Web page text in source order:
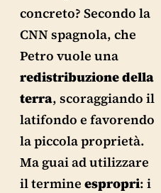
concreto? Secondo la
CNN spagnola, che
Petro vuole una
redistribuzione della
terra, scoraggiando il
latifondo e favorendo
la piccola proprietà.
Ma guai ad utilizzare
il termine espropri: i